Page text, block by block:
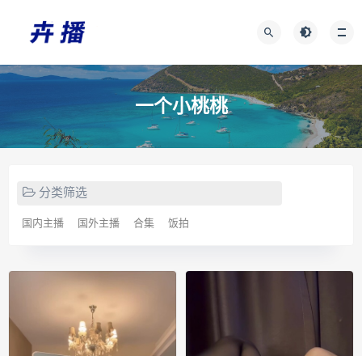
一个小桃桃
分类筛选
国内主播 国外主播 合集 饭拍